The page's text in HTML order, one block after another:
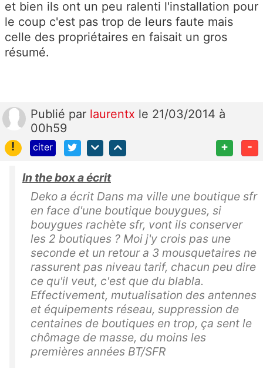
et bien ils ont un peu ralenti l'installation pour
le coup c'est pas trop de leurs faute mais
celle des propriétaires en faisait un gros
résumé.
Publié par laurentx le 21/03/2014 à
00h59
!
citer + -
In the box a écrit
Deko a écrit Dans ma ville une boutique sfr
en face d'une boutique bouygues, si
bouygues rachète sfr, vont ils conserver
les 2 boutiques ? Moi j'y crois pas une
seconde et un retour a 3 mousquetaires ne
rassurent pas niveau tarif, chacun peu dire
ce qu'il veut, c'est que du blabla.
Effectivement, mutualisation des antennes
et équipements réseau, suppression de
centaines de boutiques en trop, ça sent le
chômage de masse, du moins les
premières années BT/SFR